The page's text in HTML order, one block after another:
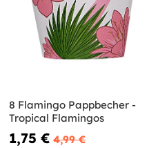
8 Flamingo Pappbecher -
Tropical Flamingos
1,75 € 4,99 €